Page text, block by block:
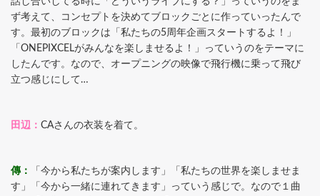
ず考えて、コンセプトを決めてブロックごとに作っていったんで
す。最初のブロックは「私たちの5周年企画スタートするよ！」
「ONEPIXCELがみんなを楽しませるよ！」っていうのをテーマに
したんです。なので、オープニングの映像で飛行機に乗って飛び
立つ感じにして…
田辺： CAさんの衣装を着て。
傳：
「今から私たちが案内します」「私たちの世界を楽しませま
す」「今から一緒に連れてきます」っていう感じで。なので１曲